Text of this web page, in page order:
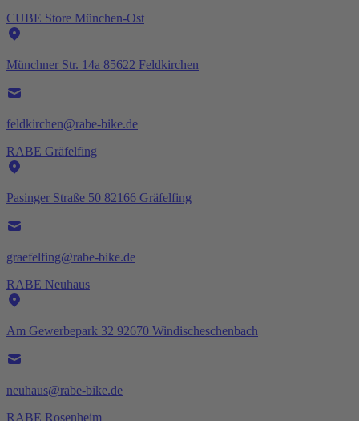
CUBE Store München-Ost
Münchner Str. 14a 85622 Feldkirchen
feldkirchen@rabe-bike.de
RABE Gräfelfing
Pasinger Straße 50 82166 Gräfelfing
graefelfing@rabe-bike.de
RABE Neuhaus
Am Gewerbepark 32 92670 Windischeschenbach
neuhaus@rabe-bike.de
RABE Rosenheim